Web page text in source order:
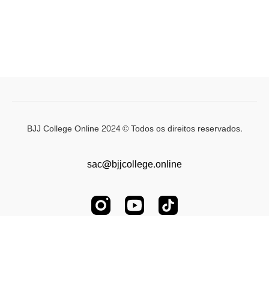
sac@bjjcollege.online
BJJ College Online 2024 © Todos os direitos reservados.